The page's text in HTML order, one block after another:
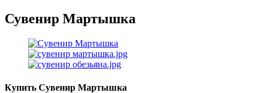
Сувенир Мартышка
Купить Сувенир Мартышка